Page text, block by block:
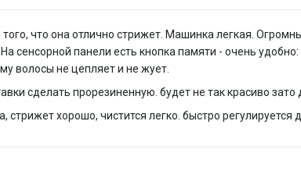
что она отлично стрижет. Машинка легкая.
сенсорной панели есть кнопка памяти - очень
волосы не цепляет и не жует.
сделать прорезиненную. будет не так красиво зато
хорошо, чистится легко. быстро